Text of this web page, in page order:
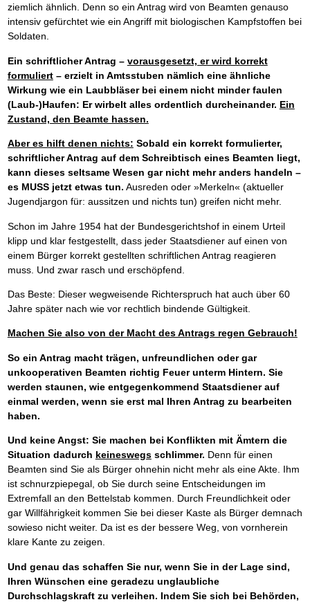
ziemlich ähnlich. Denn so ein Antrag wird von Beamten genauso
intensiv gefürchtet wie ein Angriff mit biologischen Kampfstoffen bei
Soldaten.
Ein schriftlicher Antrag – vorausgesetzt, er wird korrekt
formuliert– erzielt in Amtsstuben nämlich eine ähnliche
Wirkung wie ein Laubbläser bei einem nicht minder faulen
(Laub-)Haufen: Er wirbelt alles ordentlich durcheinander. Ein
Zustand, den Beamte hassen.
Aber es hilft denen nichts: Sobald ein korrekt formulierter,
schriftlicher Antrag auf dem Schreibtisch eines Beamten liegt,
kann dieses seltsame Wesen gar nicht mehr anders handeln –
es MUSS jetzt etwas tun. Ausreden oder »Merkeln« (aktueller
Jugendjargon für: aussitzen und nichts tun) greifen nicht mehr.
Schon im Jahre 1954 hat der Bundesgerichtshof in einem Urteil
klipp und klar festgestellt, dass jeder Staatsdiener auf einen von
einem Bürger korrekt gestellten schriftlichen Antrag reagieren
muss. Und zwar rasch und erschöpfend.
Das Beste: Dieser wegweisende Richterspruch hat auch über 60
Jahre später nach wie vor rechtlich bindende Gültigkeit.
Machen Sie also von der Macht des Antrags regen Gebrauch!
So ein Antrag macht trägen, unfreundlichen oder gar
unkooperativen Beamten richtig Feuer unterm Hintern. Sie
werden staunen, wie entgegenkommend Staatsdiener auf
einmal werden, wenn sie erst mal Ihren Antrag zu bearbeiten
haben.
Und keine Angst: Sie machen bei Konflikten mit Ämtern die
Situation dadurch keineswegsschlimmer. Denn für einen
Beamten sind Sie als Bürger ohnehin nicht mehr als eine Akte. Ihm
ist schnurzpiepegal, ob Sie durch seine Entscheidungen im
Extremfall an den Bettelstab kommen. Durch Freundlichkeit oder
gar Willfährigkeit kommen Sie bei dieser Kaste als Bürger demnach
sowieso nicht weiter. Da ist es der bessere Weg, von vornherein
klare Kante zu zeigen.
Und genau das schaffen Sie nur, wenn Sie in der Lage sind,
Ihren Wünschen eine geradezu unglaubliche
Durchschlagskraft zu verleihen. Indem Sie sich bei Behörden,